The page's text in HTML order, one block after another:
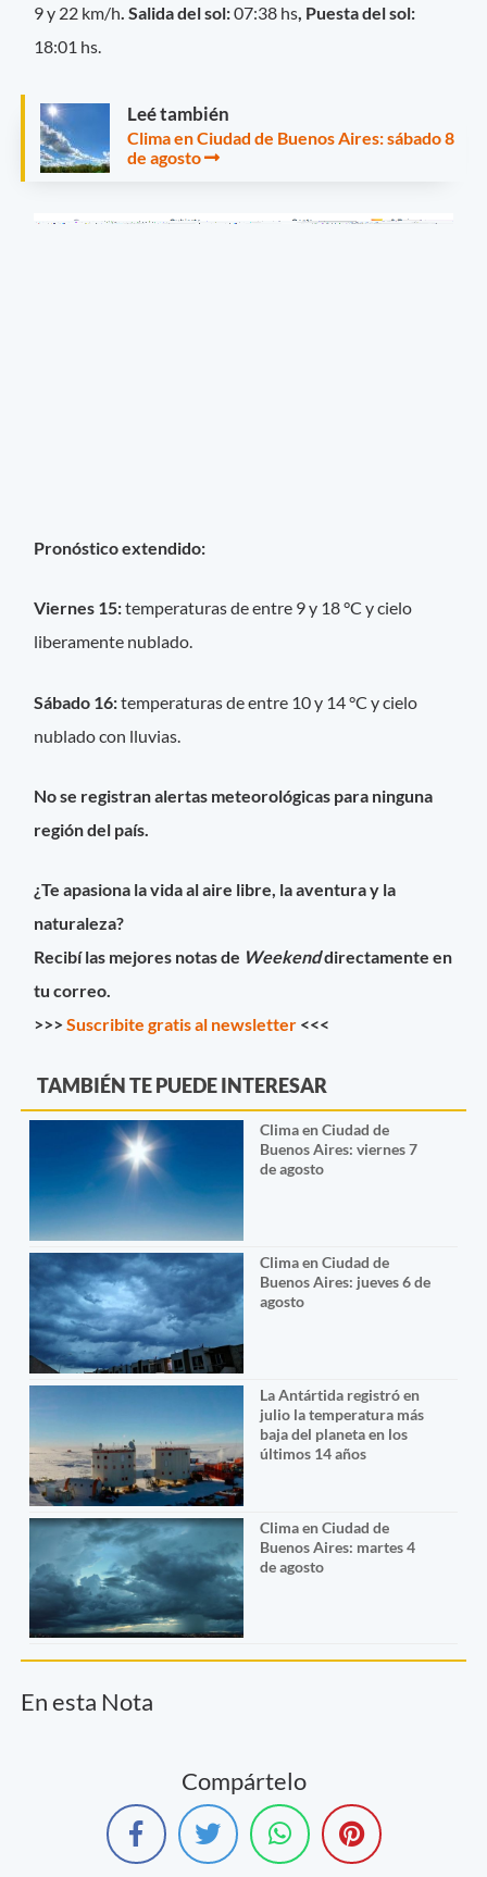
9 y 22 km/h . Salida del sol:07:38 hs , Puesta del sol:
18:01 hs.
Leé también
Clima en Ciudad de Buenos Aires: sábado 8
de agosto
Pronóstico extendido:
Viernes 15:temperaturas de entre 9 y 18 °C y cielo
liberamente nublado.
Sábado 16:temperaturas de entre 10 y 14 °C y cielo
nublado con lluvias.
No se registran alertas meteorológicas para ninguna
región del país.
¿Te apasiona la vida al aire libre, la aventura y la
naturaleza?
Recibí las mejores notas de Weekenddirectamente en
tu correo.
>>>Suscribite gratis al newsletter <<<
TAMBIÉN TE PUEDE INTERESAR
Clima en Ciudad de
Buenos Aires: viernes 7
de agosto
Clima en Ciudad de
Buenos Aires: jueves 6 de
agosto
La Antártida registró en
julio la temperatura más
baja del planeta en los
últimos 14 años
Clima en Ciudad de
Buenos Aires: martes 4
de agosto
En esta Nota
Compártelo